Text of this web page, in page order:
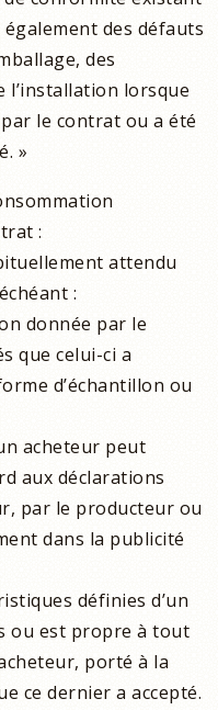
des défauts
des
l’installation lorsque
le contrat ou a été
»
:
attendu
:
donnée par le
que celui-ci a
d’échantillon ou
acheteur peut
aux déclarations
par le producteur ou
dans la publicité
définies d’un
ou est propre à tout
porté à la
ce dernier a accepté.